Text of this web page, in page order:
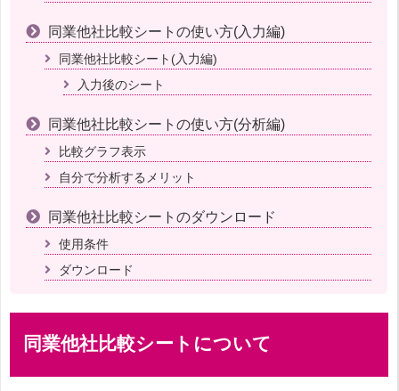
同業他社比較シートの使い方(入力編)
同業他社比較シート(入力編)
入力後のシート
同業他社比較シートの使い方(分析編)
比較グラフ表示
自分で分析するメリット
同業他社比較シートのダウンロード
使用条件
ダウンロード
同業他社比較シートについて